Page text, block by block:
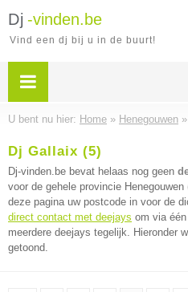
Dj -vinden.be
Vind een dj bij u in de buurt!
U bent nu hier: Home » Henegouwen »
Dj Gallaix (5)
Dj-vinden.be bevat helaas nog geen
voor de gehele provincie Henegouwen
deze pagina uw postcode in voor de
direct contact met deejays om via
meerdere deejays tegelijk. Hieronder
getoond.